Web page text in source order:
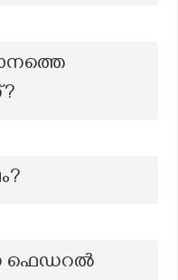
ഫെഡറൽ